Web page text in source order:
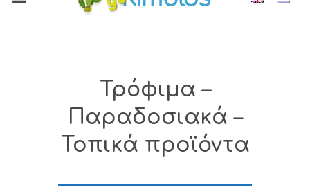
Τρόφιμα –
Παραδοσιακά –
Τοπικά προϊόντα